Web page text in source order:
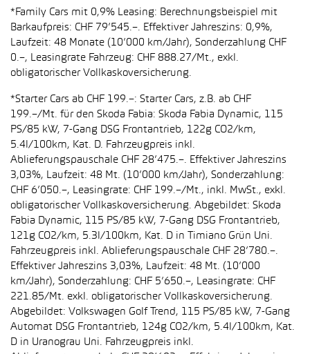
*Family Cars mit 0,9% Leasing: Berechnungsbeispiel mit
Barkaufpreis: CHF 79’545.–. Effektiver Jahreszins: 0,9%,
Laufzeit: 48 Monate (10’000 km/Jahr), Sonderzahlung CHF
0.–, Leasingrate Fahrzeug: CHF 888.27/Mt., exkl.
obligatorischer Vollkaskoversicherung.
*Starter Cars ab CHF 199.–: Starter Cars, z.B. ab CHF
199.–/Mt. für den Skoda Fabia: Skoda Fabia Dynamic, 115
PS/85 kW, 7-Gang DSG Frontantrieb, 122g CO2/km,
5.4l/100km, Kat. D. Fahrzeugpreis inkl.
Ablieferungspauschale CHF 28’475.–. Effektiver Jahreszins
3,03%, Laufzeit: 48 Mt. (10’000 km/Jahr), Sonderzahlung:
CHF 6’050.–, Leasingrate: CHF 199.–/Mt., inkl. MwSt., exkl.
obligatorischer Vollkaskoversicherung. Abgebildet: Skoda
Fabia Dynamic, 115 PS/85 kW, 7-Gang DSG Frontantrieb,
121g CO2/km, 5.3l/100km, Kat. D in Timiano Grün Uni.
Fahrzeugpreis inkl. Ablieferungspauschale CHF 28’780.–.
Effektiver Jahreszins 3,03%, Laufzeit: 48 Mt. (10’000
km/Jahr), Sonderzahlung: CHF 5’650.–, Leasingrate: CHF
221.85/Mt. exkl. obligatorischer Vollkaskoversicherung.
Abgebildet: Volkswagen Golf Trend, 115 PS/85 kW, 7-Gang
Automat DSG Frontantrieb, 124g CO2/km, 5.4l/100km, Kat.
D in Uranograu Uni. Fahrzeugpreis inkl.